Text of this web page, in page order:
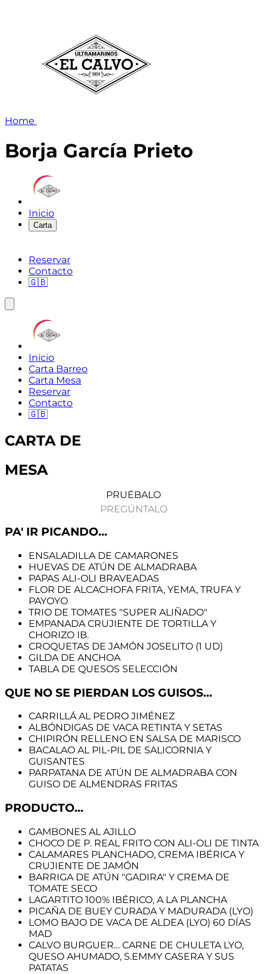
Home
Borja García Prieto
Inicio
Carta
Reservar
Contacto
🇬🇧
Inicio
Carta Barreo
Carta Mesa
Reservar
Contacto
🇬🇧
CARTA DE
MESA
PREGÚNTALO
PA' IR PICANDO...
ENSALADILLA DE CAMARONES
HUEVAS DE ATÚN DE ALMADRABA
PAPAS ALI-OLI BRAVEADAS
FLOR DE ALCACHOFA FRITA, YEMA, TRUFA Y
PAYOYO
TRIO DE TOMATES "SUPER ALIÑADO"
EMPANADA CRUJIENTE DE TORTILLA Y
CHORIZO IB.
CROQUETAS DE JAMÓN JOSELITO (1 UD)
GILDA DE ANCHOA
TABLA DE QUESOS SELECCIÓN
QUE NO SE PIERDAN LOS GUISOS...
CARRILLÁ AL PEDRO JIMÉNEZ
ALBÓNDIGAS DE VACA RETINTA Y SETAS
CHIPIRÓN RELLENO EN SALSA DE MARISCO
BACALAO AL PIL-PIL DE SALICORNIA Y
GUISANTES
PARPATANA DE ATÚN DE ALMADRABA CON
GUISO DE ALMENDRAS FRITAS
PRODUCTO...
GAMBONES AL AJILLO
CHOCO DE P. REAL FRITO CON ALI-OLI DE TINTA
CALAMARES PLANCHADO, CREMA IBÉRICA Y
CRUJIENTE DE JAMÓN
BARRIGA DE ATÚN "GADIRA" Y CREMA DE
TOMATE SECO
LAGARTITO 100% IBÉRICO, A LA PLANCHA
PICAÑA DE BUEY CURADA Y MADURADA (LYO)
LOMO BAJO DE VACA DE ALDEA (LYO) 60 DÍAS
MAD
CALVO BURGUER… CARNE DE CHULETA LYO,
QUESO AHUMADO, S.EMMY CASERA Y SUS
PATATAS